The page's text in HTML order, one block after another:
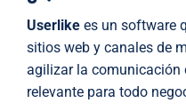
Userlike es un software
sitios web y canales de
agilizar la comunicación
relevante para todo